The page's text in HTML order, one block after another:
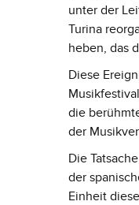
unter der
Turina
heben, das
Diese
die
der
Die
der
Einheit